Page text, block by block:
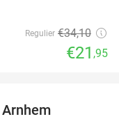
Regulier €34,10
€21 ,95